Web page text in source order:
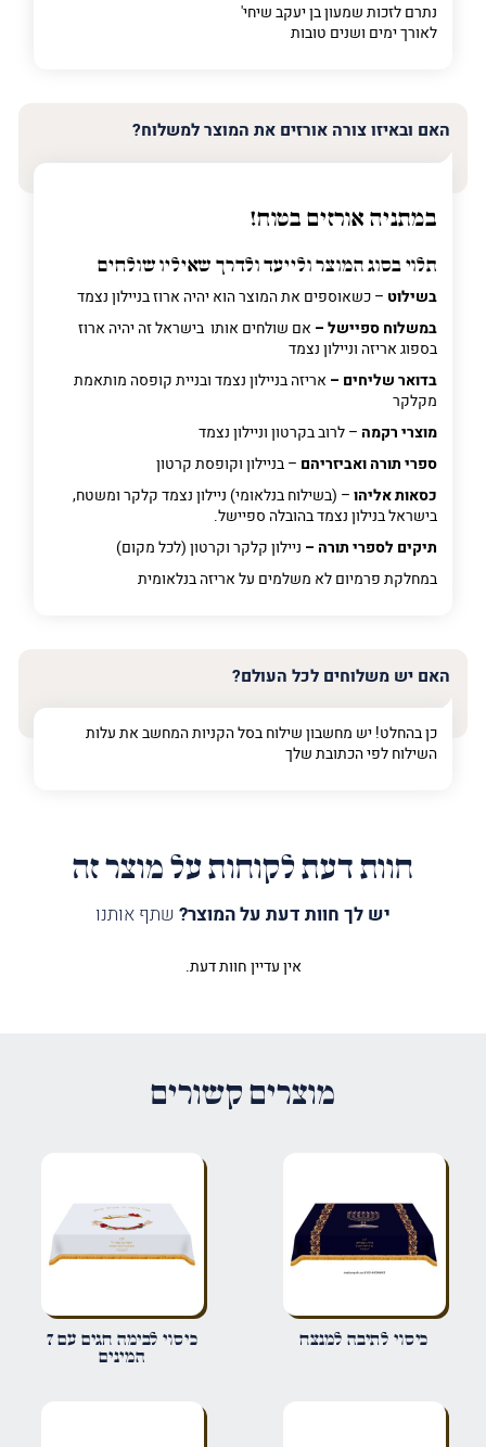
נתרם לזכות שמעון בן יעקב שיחי'
לאורך ימים ושנים טובות
האם ובאיזו צורה אורזים את המוצר למשלוח?
במתניה אורזים בטוח!
תלוי בסוג המוצר ולייעד ולדרך שאיליו שולחים
בשילוט – כשאוספים את המוצר הוא יהיה ארוז בניילון נצמד
במשלוח ספיישל – אם שולחים אותו בישראל זה יהיה ארוז
בספוג אריזה וניילון נצמד
בדואר שליחים – אריזה בניילון נצמד ובניית קופסה מותאמת
מקלקר
מוצרי רקמה – לרוב בקרטון וניילון נצמד
ספרי תורה ואביזריהם – בניילון וקופסת קרטון
כסאות אליהו– (בשילוח בנלאומי) ניילון נצמד קלקר ומשטח,
בישראל בנילון נצמד בהובלה ספיישל.
תיקים לספרי תורה – ניילון קלקר וקרטון (לכל מקום)
במחלקת פרמיוםלא משלמים על אריזה בנלאומית
האם יש משלוחים לכל העולם?
כן בהחלט! יש מחשבון שילוח בסל הקניות המחשב את עלות
השילוח לפי הכתובת שלך
חוות דעת לקוחות על מוצר זה
יש לך חוות דעת על המוצר? שתף אותנו
שם*
אין עדיין חוות דעת.
מוצרים קשורים
כיסוי לתיבה למנצח
כיסוי לבימה חגים עם 7
המינים